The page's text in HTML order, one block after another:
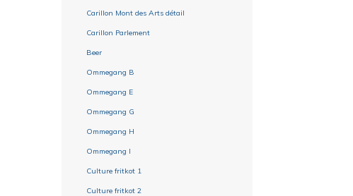
Carillon Mont des Arts détail
Carillon Parlement
Beer
Ommegang B
Ommegang E
Ommegang G
Ommegang H
Ommegang I
Culture fritkot 1
Culture fritkot 2